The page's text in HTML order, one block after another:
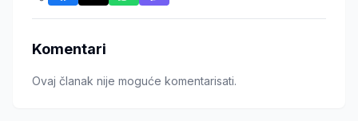
Komentari
Ovaj članak nije moguće komentarisati.